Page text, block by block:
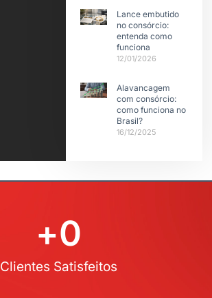
Lance embutido
no consórcio:
entenda como
funciona
12/01/2026
Alavancagem
com consórcio:
como funciona no
Brasil?
16/12/2025
Clientes Satisfeitos
+0